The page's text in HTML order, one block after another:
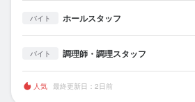
バイト ホールスタッフ
バイト 調理師・調理スタッフ
人気 最終更新日：2日前